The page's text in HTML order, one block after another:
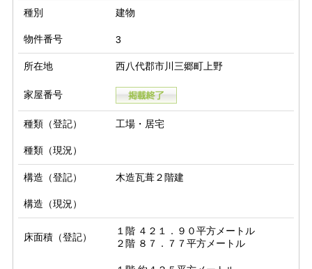
種別 建物
物件番号 3
所在地 西八代郡市川三郷町上野
家屋番号
種類（登記） 工場・居宅
種類（現況）
構造（登記） 木造瓦葺２階建
構造（現況）
床面積（登記）
１階 ４２１．９０平方メートル
２階 ８７．７７平方メートル